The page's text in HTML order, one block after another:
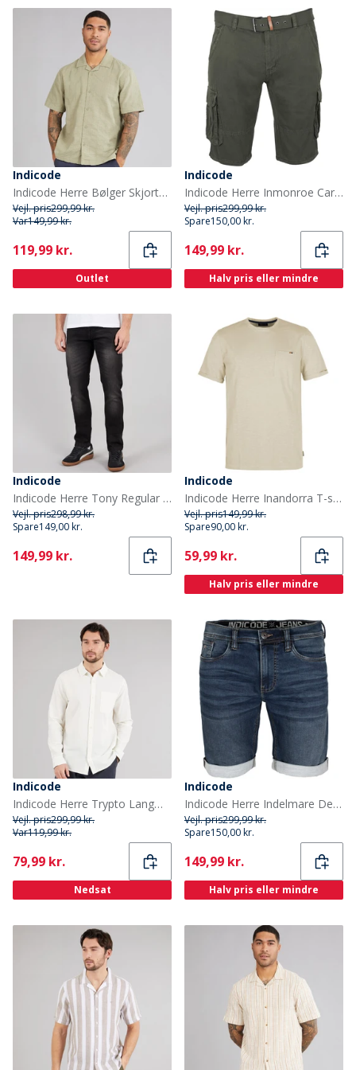
Indicode
Indicode Herre Bølger Skjorte Aloe
Vejl. pris299,99 kr.
Var149,99 kr.
Current
119,99 kr.
Outlet
Indicode
Indicode Herre Inmonroe Cargo shorts Grøn
Vejl. pris299,99 kr.
Spare150,00 kr.
Current
149,99 kr.
Halv pris eller mindre
Indicode
Indicode Herre Tony Regular Fit Jeans Sort
Vejl. pris298,99 kr.
Spare149,00 kr.
Current
149,99 kr.
Indicode
Indicode Herre Inandorra T-shirts beige
Vejl. pris149,99 kr.
Spare90,00 kr.
Current
59,99 kr.
Halv pris eller mindre
Indicode
Indicode Herre Trypto Langærmet Skjorte Off White
Vejl. pris299,99 kr.
Var119,99 kr.
Current
79,99 kr.
Nedsat
Indicode
Indicode Herre Indelmare Denimshorts Blå
Vejl. pris299,99 kr.
Spare150,00 kr.
Current
149,99 kr.
Halv pris eller mindre